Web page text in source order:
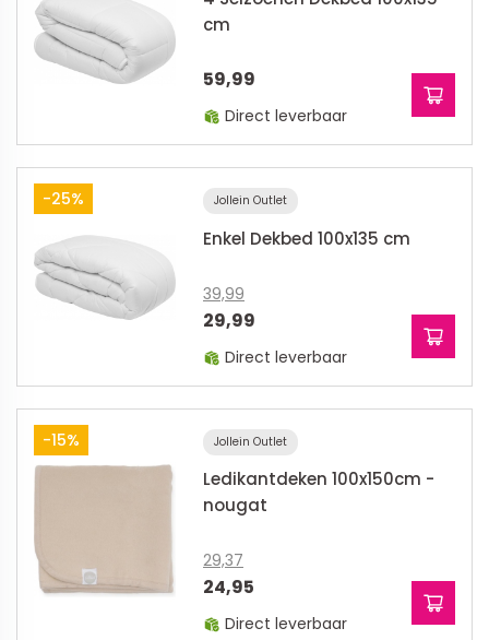
cm
59,99
Direct leverbaar
-25% Jollein Outlet
Enkel Dekbed 100x135 cm
39,99
29,99
Direct leverbaar
-15% Jollein Outlet
Ledikantdeken 100x150cm -
nougat
29,37
24,95
Direct leverbaar